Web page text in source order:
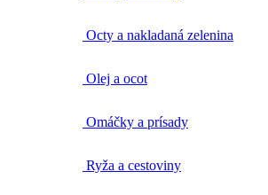
Octy a nakladaná zelenina
Olej a ocot
Omáčky a prísady
Ryža a cestoviny